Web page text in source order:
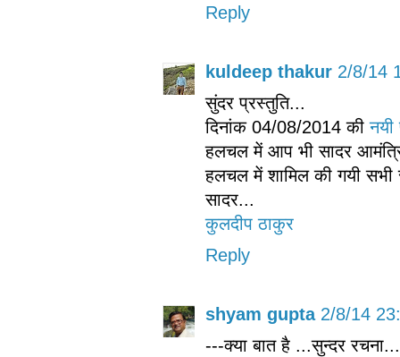
Reply
kuldeep thakur 2/8/14
सुंदर प्रस्तुति...
दिनांक 04/08/2014 कीनयी
हलचल में आप भी सादर
हलचल में शामिल की गयी
सादर...
कुलदीप ठाकुर
Reply
shyam gupta 2/8/14
---क्या बात है ...सुन्दर